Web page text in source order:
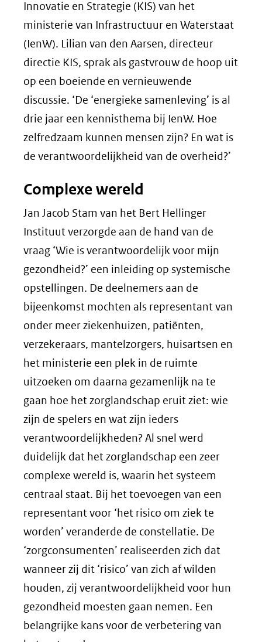
Innovatie en Strategie (KIS) van het
ministerie van Infrastructuur en Waterstaat
(IenW). Lilian van den Aarsen, directeur
directie KIS, sprak als gastvrouw de hoop uit
op een boeiende en vernieuwende
discussie. ‘De ‘energieke samenleving’ is al
drie jaar een kennisthema bij IenW. Hoe
zelfredzaam kunnen mensen zijn? En wat is
de verantwoordelijkheid van de overheid?’
Complexe wereld
Jan Jacob Stam van het Bert Hellinger
Instituut verzorgde aan de hand van de
vraag ‘Wie is verantwoordelijk voor mijn
gezondheid?’ een inleiding op systemische
opstellingen. De deelnemers aan de
bijeenkomst mochten als representant van
onder meer ziekenhuizen, patiënten,
verzekeraars, mantelzorgers, huisartsen en
het ministerie een plek in de ruimte
uitzoeken om daarna gezamenlijk na te
gaan hoe het zorglandschap eruit ziet: wie
zijn de spelers en wat zijn ieders
verantwoordelijkheden? Al snel werd
duidelijk dat het zorglandschap een zeer
complexe wereld is, waarin het systeem
centraal staat. Bij het toevoegen van een
representant voor ‘het risico om ziek te
worden’ veranderde de constellatie. De
‘zorgconsumenten’ realiseerden zich dat
wanneer zij dit ‘risico’ van zich af wilden
houden, zij verantwoordelijkheid voor hun
gezondheid moesten gaan nemen. Een
belangrijke kans voor de verbetering van